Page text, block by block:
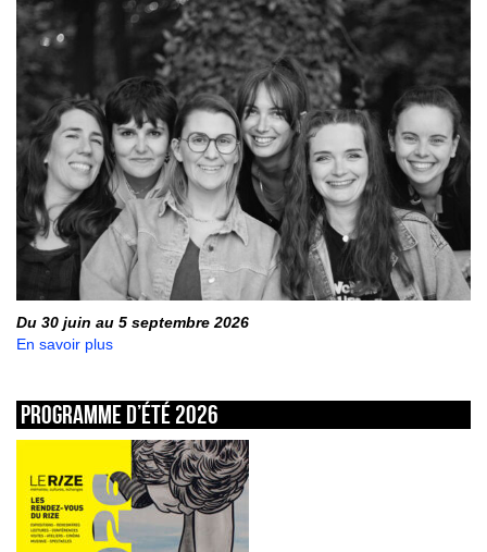
Du 30 juin au 5 septembre 2026
En savoir plus
Programme d’été 2026